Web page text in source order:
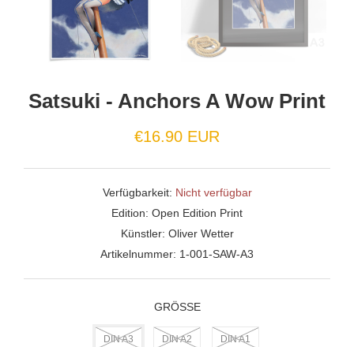
Satsuki - Anchors A Wow Print
€16.90 EUR
Verfügbarkeit: Nicht verfügbar
Edition: Open Edition Print
Künstler: Oliver Wetter
Artikelnummer: 1-001-SAW-A3
GRÖSSE
DIN A3 DIN A2 DIN A1